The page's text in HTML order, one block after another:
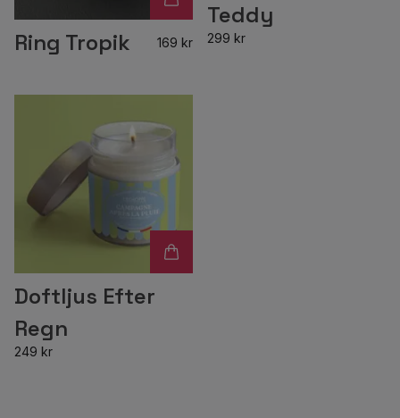
Ring Tropik 169 kr
Teddy
299 kr
Doftljus Efter
Regn
249 kr